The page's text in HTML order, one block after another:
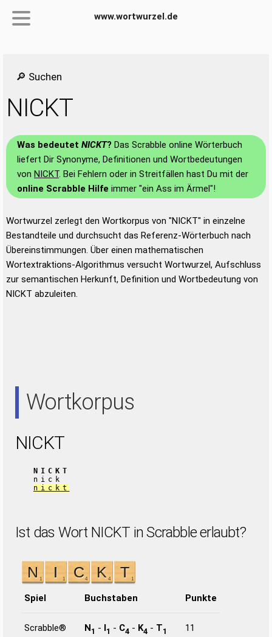
www.wortwurzel.de
🔎 Suchen
NICKT
Was bedeutet NICKT? Das Scrabble online Wörterbuch
liefert Dir Synonyme, Definitionen und Wortbedeutungen
von NICKT. Bei Fehlern oder in Streitfällen hast Du mit der
online Scrabble Hilfe immer "ein Ass im Ärmel"!
Wortwurzel zerlegt den Wortkorpus von "NICKT" in einzelne
Bestandteile und durchsucht das Referenz-Wörterbuch nach
Übereinstimmungen. Über einen mathematischen
Wortextraktions-Algorithmus versucht Wortwurzel, Aufschluss
zur semantischen Herkunft, Definition und Wortbedeutung von
NICKT abzuleiten.
Wortkorpus
NICKT
NICKT
nick
nickt
Ist das Wort NICKT in Scrabble erlaubt?
Spiel Buchstaben Punkte
Scrabble® N1 - I1 - C4 - K4 - T1 11